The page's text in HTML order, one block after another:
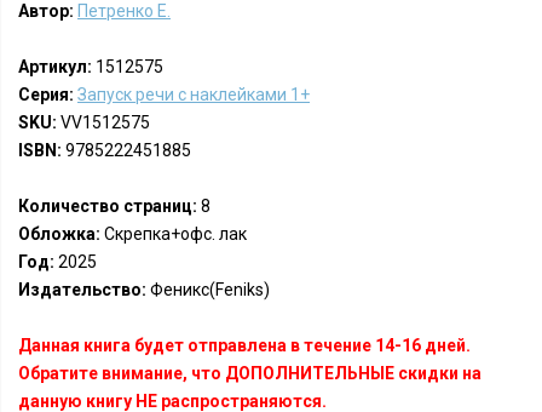
Автор: Петренко Е.
Артикул: 1512575
Серия: Запуск речи с наклейками 1+
SKU: VV1512575
ISBN: 9785222451885
Количество страниц: 8
Обложка: Скрепка+офс. лак
Год: 2025
Издательство: Феникс(Feniks)
Данная книга будет отправлена в течение 14-16 дней.
Обратите внимание, что ДОПОЛНИТЕЛЬНЫЕ скидки на
данную книгу НЕ распространяются.